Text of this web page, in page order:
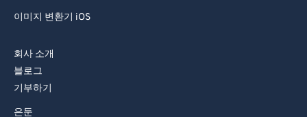
이미지 변환기 iOS
회사 소개
블로그
기부하기
은둔